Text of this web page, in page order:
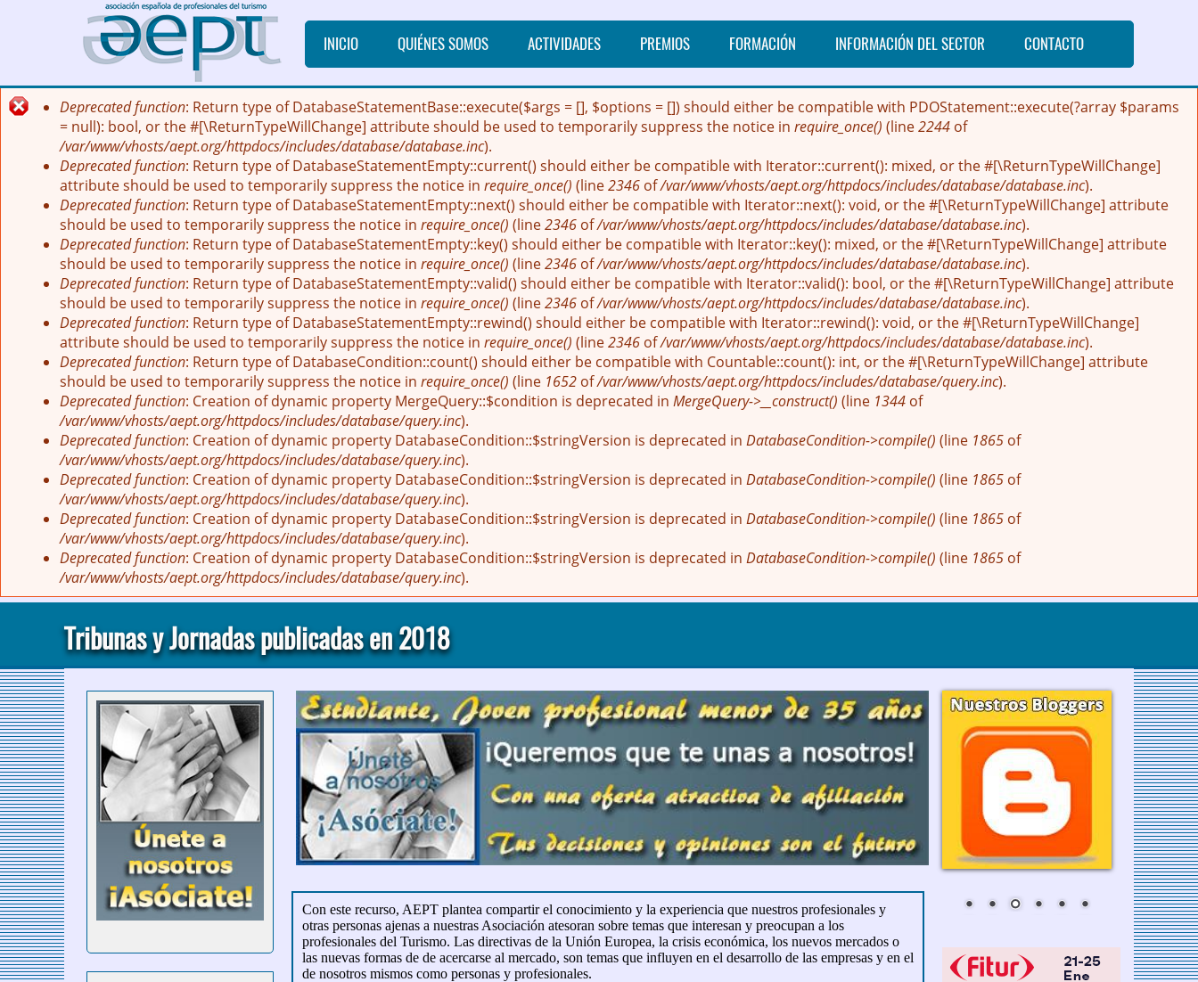
Pasar al contenido principal
INICIO QUIÉNES SOMOS ACTIVIDADES PREMIOS FORMACIÓN INFORMACIÓN DEL SECTOR CONTACTO
Mensaje de error
Deprecated function: Return type of DatabaseStatementBase::execute($args = [], $options = []) should either be compatible with PDOStatement::execute(?array $params
= null): bool, or the #[\ReturnTypeWillChange] attribute should be used to temporarily suppress the notice in require_once() (line2244 of
/var/www/vhosts/aept.org/httpdocs/includes/database/database.inc).
Deprecated function: Return type of DatabaseStatementEmpty::current() should either be compatible with Iterator::current(): mixed, or the #[\ReturnTypeWillChange]
attribute should be used to temporarily suppress the notice in require_once() (line2346 of/var/www/vhosts/aept.org/httpdocs/includes/database/database.inc).
Deprecated function: Return type of DatabaseStatementEmpty::next() should either be compatible with Iterator::next(): void, or the #[\ReturnTypeWillChange] attribute
should be used to temporarily suppress the notice in require_once() (line2346 of/var/www/vhosts/aept.org/httpdocs/includes/database/database.inc).
Deprecated function: Return type of DatabaseStatementEmpty::key() should either be compatible with Iterator::key(): mixed, or the #[\ReturnTypeWillChange] attribute
should be used to temporarily suppress the notice in require_once() (line2346 of/var/www/vhosts/aept.org/httpdocs/includes/database/database.inc).
Deprecated function: Return type of DatabaseStatementEmpty::valid() should either be compatible with Iterator::valid(): bool, or the #[\ReturnTypeWillChange] attribute
should be used to temporarily suppress the notice in require_once() (line2346 of/var/www/vhosts/aept.org/httpdocs/includes/database/database.inc).
Deprecated function: Return type of DatabaseStatementEmpty::rewind() should either be compatible with Iterator::rewind(): void, or the #[\ReturnTypeWillChange]
attribute should be used to temporarily suppress the notice in require_once() (line2346 of/var/www/vhosts/aept.org/httpdocs/includes/database/database.inc).
Deprecated function: Return type of DatabaseCondition::count() should either be compatible with Countable::count(): int, or the #[\ReturnTypeWillChange] attribute
should be used to temporarily suppress the notice in require_once() (line 1652 of/var/www/vhosts/aept.org/httpdocs/includes/database/query.inc).
Deprecated function: Creation of dynamic property MergeQuery::$condition is deprecated in MergeQuery->__construct() (line 1344 of
/var/www/vhosts/aept.org/httpdocs/includes/database/query.inc).
Deprecated function: Creation of dynamic property DatabaseCondition::$stringVersion is deprecated in DatabaseCondition->compile() (line 1865 of
/var/www/vhosts/aept.org/httpdocs/includes/database/query.inc).
Deprecated function: Creation of dynamic property DatabaseCondition::$stringVersion is deprecated in DatabaseCondition->compile() (line 1865 of
/var/www/vhosts/aept.org/httpdocs/includes/database/query.inc).
Deprecated function: Creation of dynamic property DatabaseCondition::$stringVersion is deprecated in DatabaseCondition->compile() (line 1865 of
/var/www/vhosts/aept.org/httpdocs/includes/database/query.inc).
Deprecated function: Creation of dynamic property DatabaseCondition::$stringVersion is deprecated in DatabaseCondition->compile() (line 1865 of
/var/www/vhosts/aept.org/httpdocs/includes/database/query.inc).
Tribunas y Jornadas publicadas en 2018
Con este recurso, AEPT plantea compartir el conocimiento y la experiencia que nuestros profesionales y
otras personas ajenas a nuestras Asociación atesoran sobre temas que interesan y preocupan a los
profesionales del Turismo. Las directivas de la Unión Europea, la crisis económica, los nuevos mercados o
las nuevas formas de de acercarse al mercado, son temas que influyen en el desarrollo de las empresas y en el
de nosotros mismos como personas y profesionales.